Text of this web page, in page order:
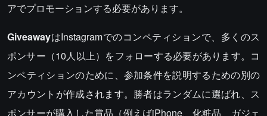
アでプロモーションする必要があります。
GiveawayはInstagramでのコンペティションで、多くのス
ポンサー（10人以上）をフォローする必要があります。コ
ンペティションのために、参加条件を説明するための別の
アカウントが作成されます。勝者はランダムに選ばれ、ス
ポンサーが購入した賞品（例えばiPhone、化粧品、ガジェ